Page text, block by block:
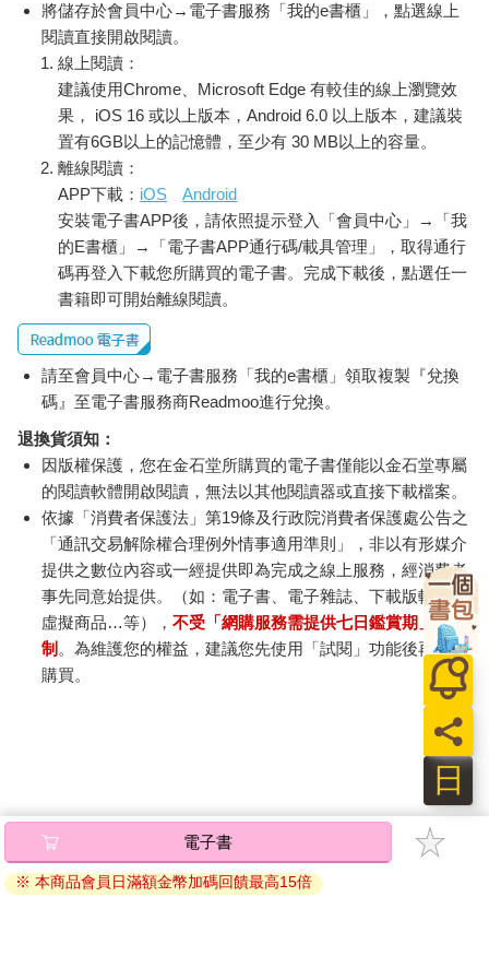
將儲存於會員中心→電子書服務「我的e書櫃」，點選線上
閱讀直接開啟閱讀。
線上閱讀：
建議使用Chrome、Microsoft Edge 有較佳的線上瀏覽效
果， iOS 16 或以上版本，Android 6.0 以上版本，建議裝
置有6GB以上的記憶體，至少有 30 MB以上的容量。
離線閱讀：
APP下載： iOS
Android
安裝電子書APP後，請依照提示登入「會員中心」→「我
的E書櫃」→「電子書APP通行碼/載具管理」，取得通行
碼再登入下載您所購買的電子書。完成下載後，點選任一
書籍即可開始離線閱讀。
請至會員中心→電子書服務「我的e書櫃」領取複製『兌換
碼』至電子書服務商Readmoo進行兌換。
退換貨須知：
因版權保護，您在金石堂所購買的電子書僅能以金石堂專屬
的閱讀軟體開啟閱讀，無法以其他閱讀器或直接下載檔案。
依據「消費者保護法」第19條及行政院消費者保護處公告之
「通訊交易解除權合理例外情事適用準則」，非以有形媒介
提供之數位內容或一經提供即為完成之線上服務，經消費者
事先同意始提供。（如：電子書、電子雜誌、下載版軟體、
虛擬商品…等），不受「網購服務需提供七日鑑賞期」的限
制 。為維護您的權益，建議您先使用「試閱」功能後再付款
購買。
電子書
※ 本商品會員日滿額金幣加碼回饋最高15倍
日